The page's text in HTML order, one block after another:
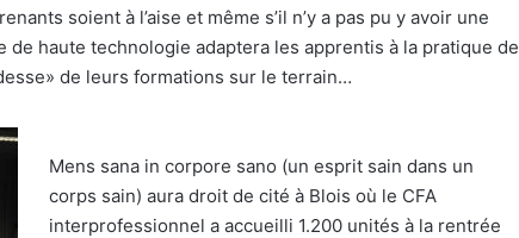
soient à l’aise et même s’il n’y a pas pu y avoir une
haute technologie adaptera les apprentis à la pratique de
de leurs formations sur le terrain…
Mens sana in corpore sano (un esprit sain dans un
corps sain) aura droit de cité à Blois où le CFA
interprofessionnel a accueilli 1.200 unités à la rentrée